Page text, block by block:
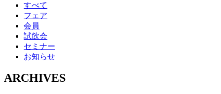
すべて
フェア
会員
試飲会
セミナー
お知らせ
ARCHIVES